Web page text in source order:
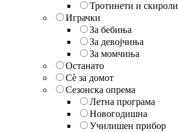
Тротинети и скироли
Играчки
За бебиња
За девојчиња
За момчиња
Останато
Сè за домот
Сезонска опрема
Летна програма
Новогодишна
Училишен прибор